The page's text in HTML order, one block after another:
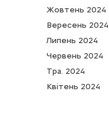
Жовтень 2024
Вересень 2024
Липень 2024
Червень 2024
Тра. 2024
Квітень 2024